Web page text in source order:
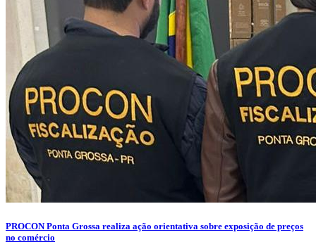
PROCON Ponta Grossa realiza ação orientativa sobre exposição de preços
no comércio